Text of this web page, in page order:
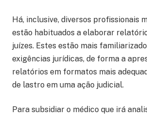
Há, inclusive, diversos profissionais
estão habituados a elaborar
juízes. Estes estão mais
exigências jurídicas, de forma a
relatórios em formatos mais
de lastro em uma ação judicial.
Para subsidiar o médico que irá